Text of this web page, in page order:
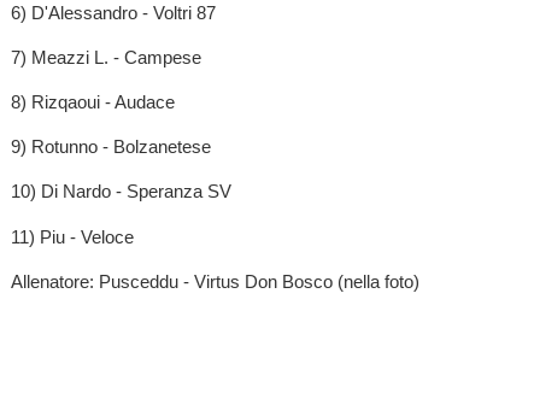
6) D'Alessandro - Voltri 87
7) Meazzi L. - Campese
8) Rizqaoui - Audace
9) Rotunno - Bolzanetese
10) Di Nardo - Speranza SV
11) Piu - Veloce
Allenatore: Pusceddu - Virtus Don Bosco (nella foto)